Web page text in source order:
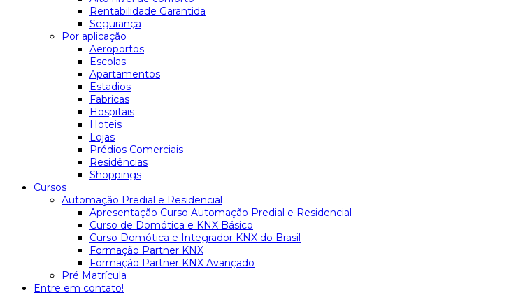
Rentabilidade Garantida
Segurança
Por aplicação
Aeroportos
Escolas
Apartamentos
Estadios
Fabricas
Hospitais
Hoteis
Lojas
Prédios Comerciais
Residências
Shoppings
Cursos
Automação Predial e Residencial
Apresentação Curso Automação Predial e Residencial
Curso de Domótica e KNX Básico
Curso Domótica e Integrador KNX do Brasil
Formação Partner KNX
Formação Partner KNX Avançado
Pré Matrícula
Entre em contato!